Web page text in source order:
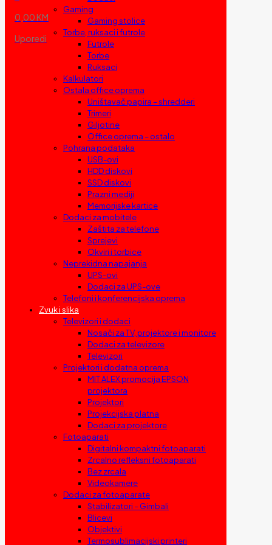
0,00 KM
Uporedi
Gaming
Gaming stolice
Torbe, ruksaci i futrole
Futrole
Torbe
Ruksaci
Kalkulatori
Ostala office oprema
Uništavač papira – shredderi
Trimeri
Giljotine
Office oprema – ostalo
Pohrana podataka
USB-ovi
HDD diskovi
SSD diskovi
Prazni mediji
Memorijske kartice
Dodaci za mobitele
Zaštita za telefone
Sprejevi
Okviri i torbice
Neprekidna napajanja
UPS-ovi
Dodaci za UPS-ove
Telefoni i konferencijska oprema
Zvuk i slika
Televizori i dodaci
Nosači za TV, projektore i monitore
Dodaci za televizore
Televizori
Projektori i dodatna oprema
MIT ALEX promocija EPSON
projektora
Projektori
Projekcijska platna
Dodaci za projektore
Fotoaparati
Digitalni kompaktni fotoaparati
Zrcalno refleksni fotoaparati
Bez zrcala
Videokamere
Dodaci za fotoaparate
Stabilizatori – Gimbali
Blicevi
Objektivi
Termosublimacijski printeri